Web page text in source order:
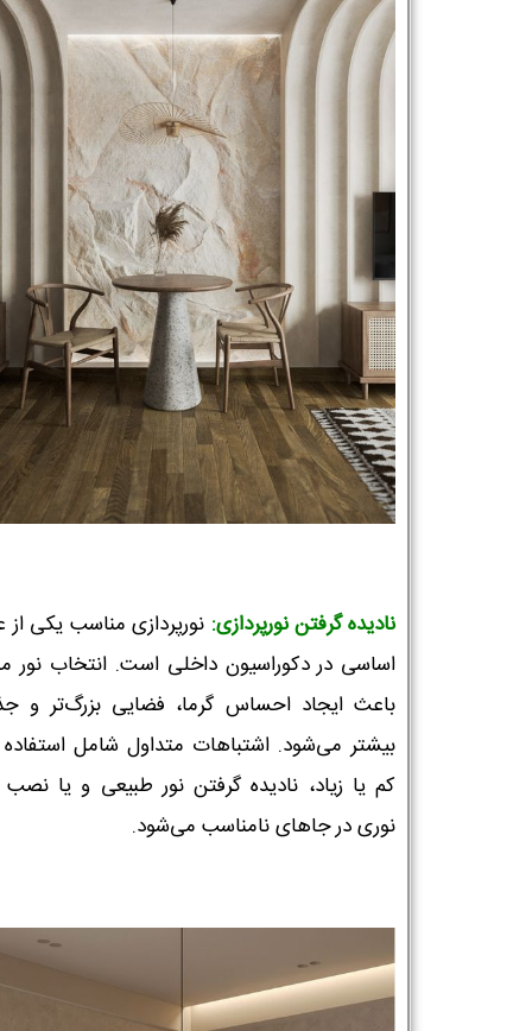
نادیده گرفتن نورپردازی: نورپردازی مناسب یکی از
اساسی در دکوراسیون داخلی است. انتخاب نور
باعث ایجاد احساس گرما، فضایی بزرگ‌تر و
بیشتر می‌شود. اشتباهات متداول شامل استفاده
کم یا زیاد، نادیده گرفتن نور طبیعی و یا نصب
نوری در جاهای نامناسب می‌شود.